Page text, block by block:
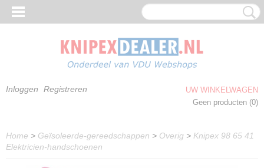
Inloggen Registreren
UW WINKELWAGEN
Geen producten (0)
Home > Geïsoleerde-gereedschappen > Overig > Knipex 98 65 41
Elektricien-handschoenen